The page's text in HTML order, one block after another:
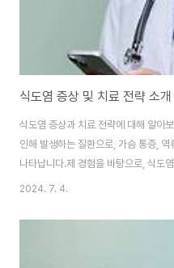
식도염 증상 및 치료 전략 소개
식도염 증상과 치료 전략에 대해 알아
인해 발생하는 질환으로, 가슴 통증,
나타납니다.제 경험을 바탕으로, 식도
해드리겠습니다. 잘 읽어보시면 궁금
역류성 식도염이 해당됩니다. 식도염으
감과 통증을 느낄 수도 있습니다.역류
2024. 7. 4.